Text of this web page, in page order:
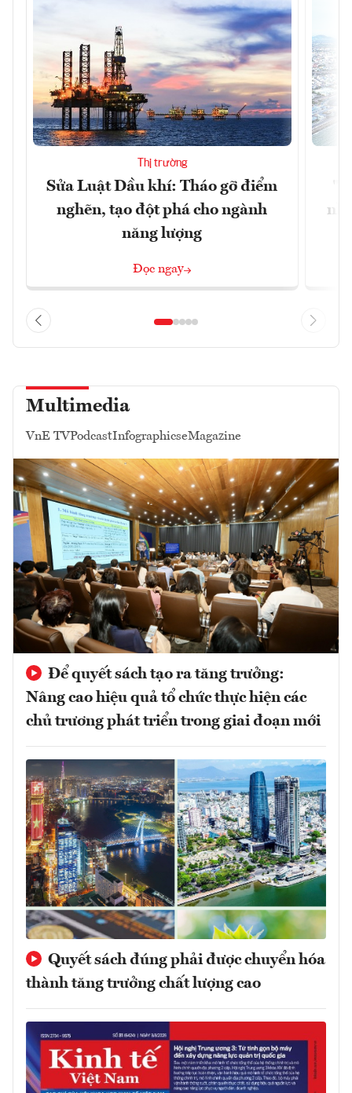
Thị trường
Sửa Luật Dầu khí: Tháo gỡ điểm
nghẽn, tạo đột phá cho ngành
năng lượng
Đọc ngay
Multimedia
VnE TVPodcastInfographicseMagazine
Để quyết sách tạo ra tăng trưởng:
Nâng cao hiệu quả tổ chức thực hiện các
chủ trương phát triển trong giai đoạn mới
Quyết sách đúng phải được chuyển hóa
thành tăng trưởng chất lượng cao